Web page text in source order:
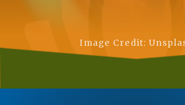
Image Credit: